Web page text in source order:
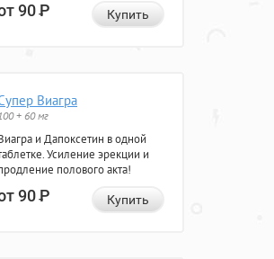
90Р Купить
Виагра
+ 60 мг
и Дапоксетин в одной
Усиление эрекции и
полового акта!
90Р Купить